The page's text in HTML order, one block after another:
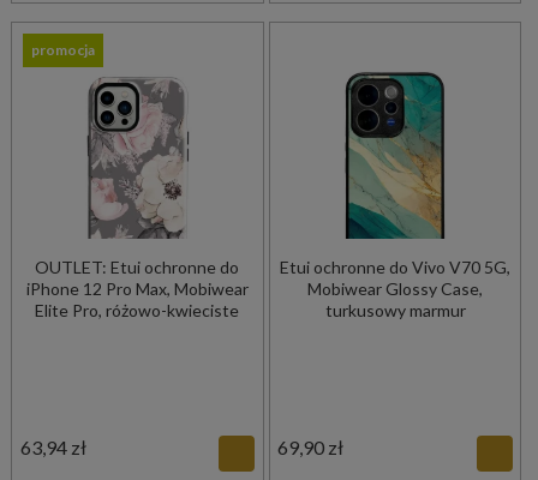
OUTLET: Etui ochronne do
iPhone 12 Pro Max, Mobiwear
Elite Pro, różowo-kwieciste
63,94 zł
promocja
Etui ochronne do Vivo V70 5G,
Mobiwear Glossy Case,
turkusowy marmur
69,90 zł